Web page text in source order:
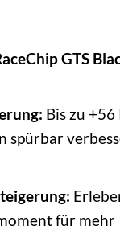
GTS
Bis zu +56
spürbar
für mehr